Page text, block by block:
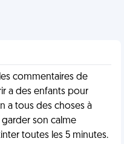
commentaires de
a des enfants pour
a tous des choses à
garder son calme
toutes les 5 minutes.